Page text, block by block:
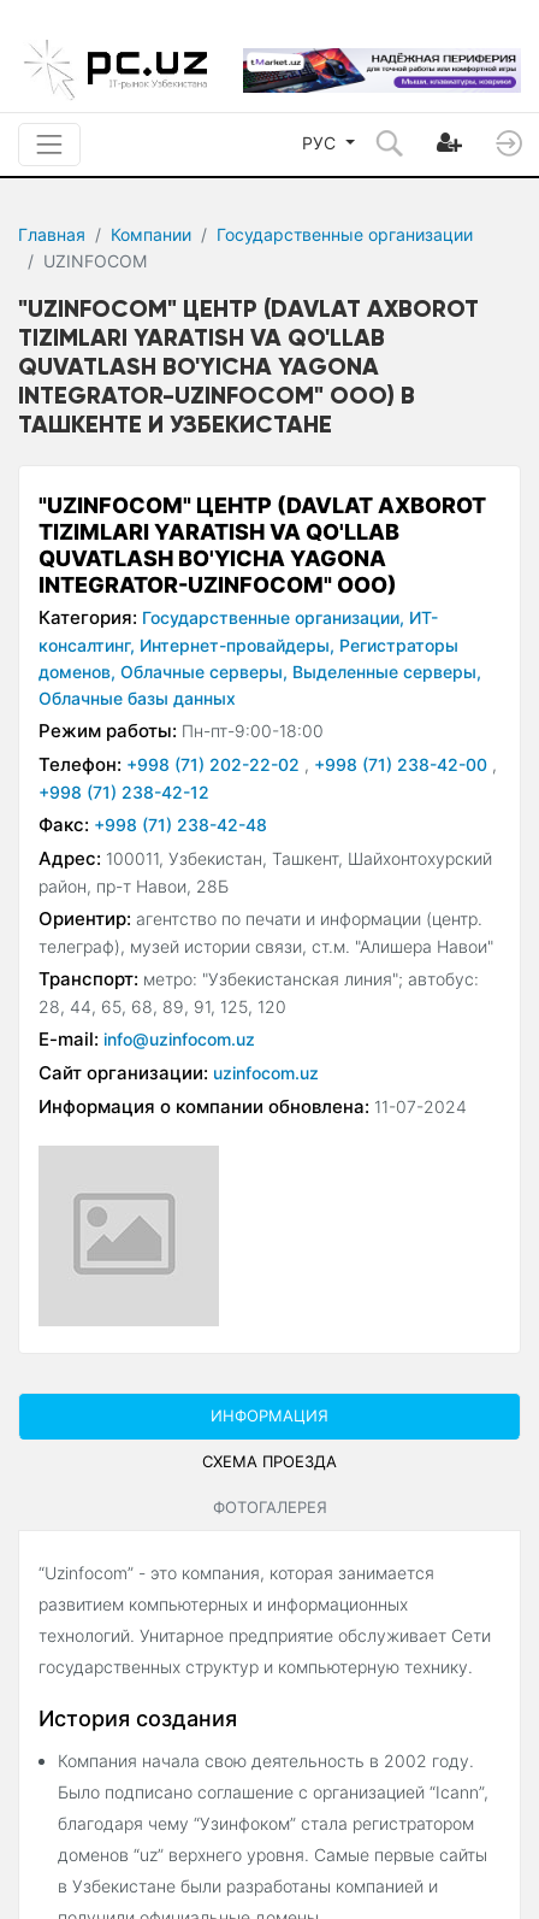
РУС
Главная Компании
Государственные организации
UZINFOCOM
"UZINFOCOM" ЦЕНТР (DAVLAT AXBOROT
TIZIMLARI YARATISH VA QO'LLAB
QUVATLASH BO'YICHA YAGONA
INTEGRATOR-UZINFOCOM" ООО) В
ТАШКЕНТЕ И УЗБЕКИСТАНЕ
"UZINFOCOM" ЦЕНТР (DAVLAT AXBOROT
TIZIMLARI YARATISH VA QO'LLAB
QUVATLASH BO'YICHA YAGONA
INTEGRATOR-UZINFOCOM" ООО)
Категория: Государственные организации, ИТ-
консалтинг, Интернет-провайдеры, Регистраторы
доменов, Облачные серверы, Выделенные серверы,
Облачные базы данных
Режим работы: Пн-пт-9:00-18:00
Телефон: +998 (71) 202-22-02 , +998 (71) 238-42-00 ,
+998 (71) 238-42-12
Факс: +998 (71) 238-42-48
Адрес: 100011, Узбекистан, Ташкент, Шайхонтохурский
район, пр-т Навои, 28Б
Ориентир: агентство по печати и информации (центр.
телеграф), музей истории связи, ст.м. "Алишера Навои"
Транспорт: метро: "Узбекистанская линия"; автобус:
28, 44, 65, 68, 89, 91, 125, 120
E-mail: info@uzinfocom.uz
Сайт организации: uzinfocom.uz
Информация о компании обновлена: 11-07-2024
ИНФОРМАЦИЯ
СХЕМА ПРОЕЗДА
ФОТОГАЛЕРЕЯ
“Uzinfocom” - это компания, которая занимается
развитием компьютерных и информационных
технологий. Унитарное предприятие обслуживает Сети
государственных структур и компьютерную технику.
История создания
Компания начала свою деятельность в 2002 году.
Было подписано соглашение с организацией “Icann”,
благодаря чему “Узинфоком” стала регистратором
доменов “uz” верхнего уровня. Самые первые сайты
в Узбекистане были разработаны компанией и